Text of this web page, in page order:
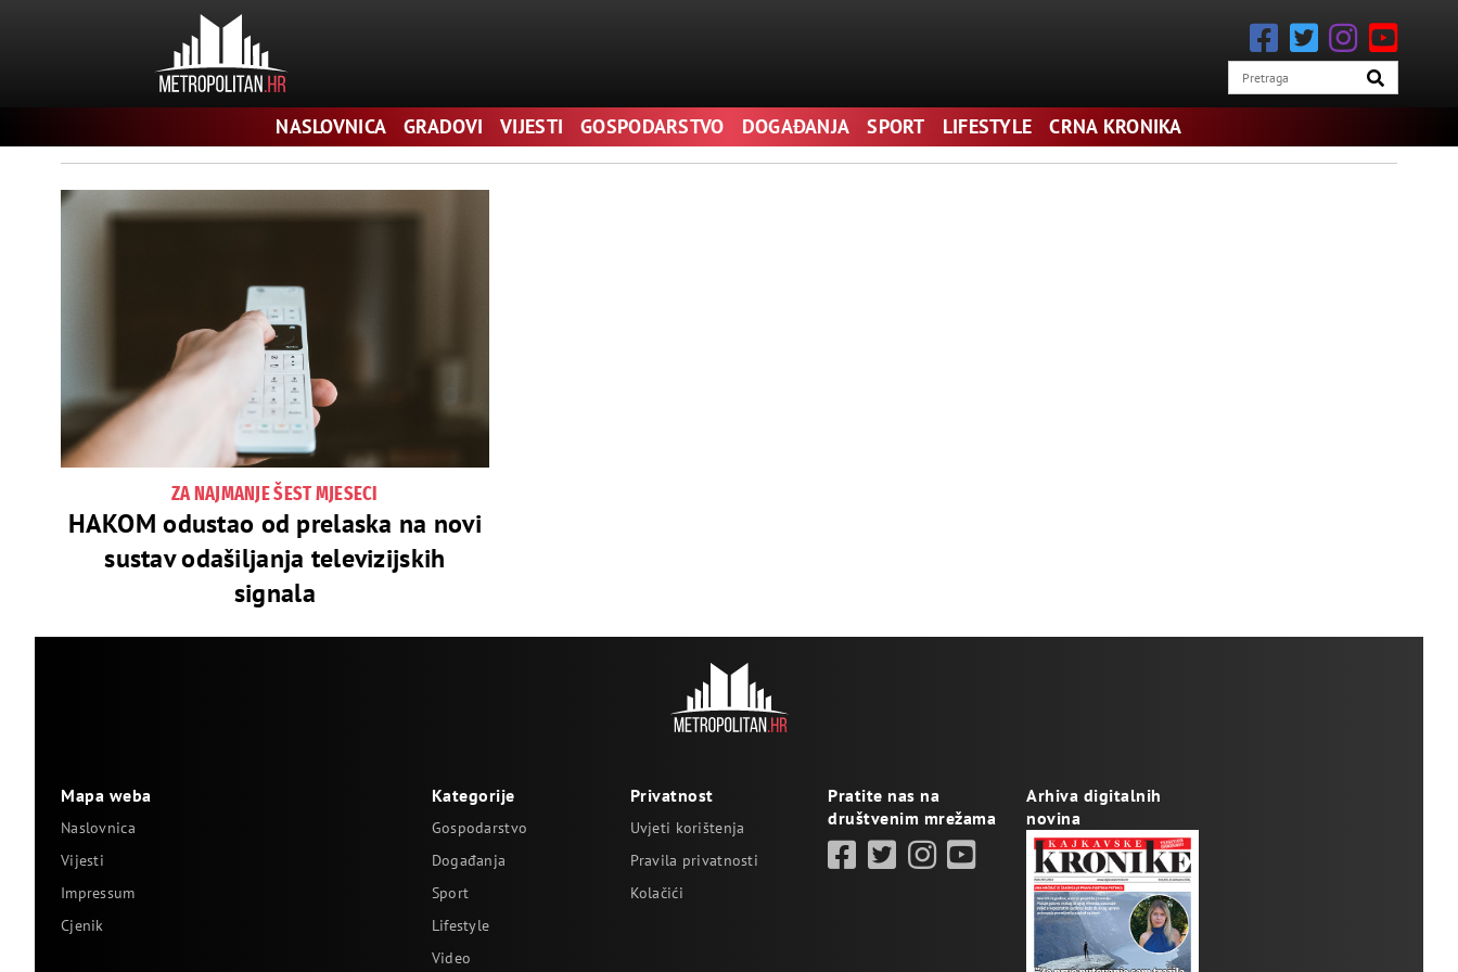
Pretraga
NASLOVNICA GRADOVI VIJESTI GOSPODARSTVO DOGAĐANJA SPORT LIFESTYLE CRNA KRONIKA
ZA NAJMANJE ŠEST MJESECI
HAKOM odustao od prelaska na novi
sustav odašiljanja televizijskih
signala
Mapa weba
Naslovnica
Vijesti
Impressum
Cjenik
Kategorije
Gospodarstvo
Događanja
Sport
Lifestyle
Video
Privatnost
Uvjeti korištenja
Pravila privatnosti
Kolačići
Pratite nas na
društvenim mrežama
Arhiva digitalnih
novina